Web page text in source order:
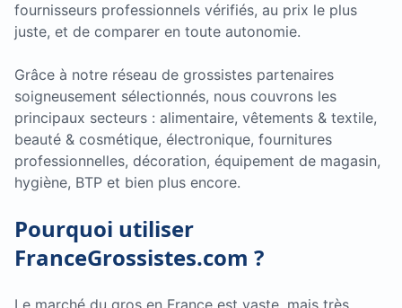
fournisseurs professionnels vérifiés, au prix le plus
juste, et de comparer en toute autonomie.
Grâce à notre réseau de grossistes partenaires
soigneusement sélectionnés, nous couvrons les
principaux secteurs : alimentaire, vêtements & textile,
beauté & cosmétique, électronique, fournitures
professionnelles, décoration, équipement de magasin,
hygiène, BTP et bien plus encore.
Pourquoi utiliser
FranceGrossistes.com ?
Le marché du gros en France est vaste, mais très